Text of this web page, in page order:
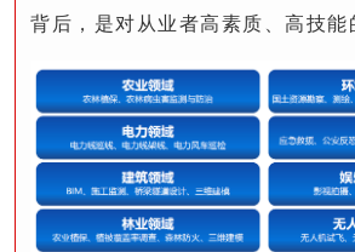
背后，是对从业者高素质、高技能